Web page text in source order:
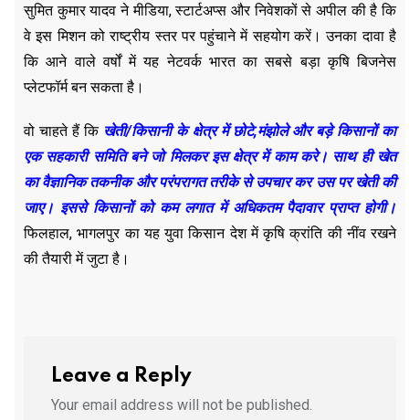
सुमित कुमार यादव ने मीडिया, स्टार्टअप्स और निवेशकों से अपील की है कि
वे इस मिशन को राष्ट्रीय स्तर पर पहुंचाने में सहयोग करें। उनका दावा है
कि आने वाले वर्षों में यह नेटवर्क भारत का सबसे बड़ा कृषि बिजनेस
प्लेटफॉर्म बन सकता है।
वो चाहते हैं कि खेती/किसानी के क्षेत्र में छोटे,मंझोले और बड़े किसानों का
एक सहकारी समिति बने जो मिलकर इस क्षेत्र में काम करे। साथ ही खेत
का वैज्ञानिक तकनीक और परंपरागत तरीके से उपचार कर उस पर खेती की
जाए। इससे किसानों को कम लगात में अधिकतम पैदावार प्राप्त होगी।
फिलहाल, भागलपुर का यह युवा किसान देश में कृषि क्रांति की नींव रखने
की तैयारी में जुटा है।
Leave a Reply
Your email address will not be published.